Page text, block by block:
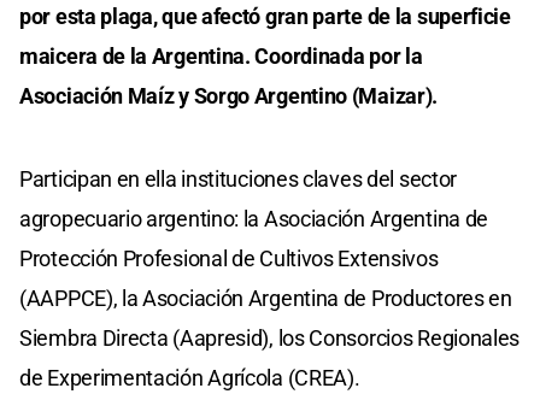
por esta plaga, que afectó gran parte de la superficie
maicera de la Argentina. Coordinada por la
Asociación Maíz y Sorgo Argentino (Maizar).
Participan en ella instituciones claves del sector
agropecuario argentino: la Asociación Argentina de
Protección Profesional de Cultivos Extensivos
(AAPPCE), la Asociación Argentina de Productores en
Siembra Directa (Aapresid), los Consorcios Regionales
de Experimentación Agrícola (CREA).